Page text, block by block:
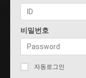
비밀번호
자동로그인